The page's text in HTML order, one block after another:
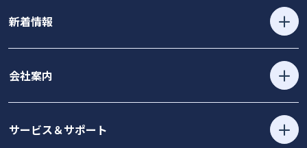
新着情報
会社案内
サービス＆サポート